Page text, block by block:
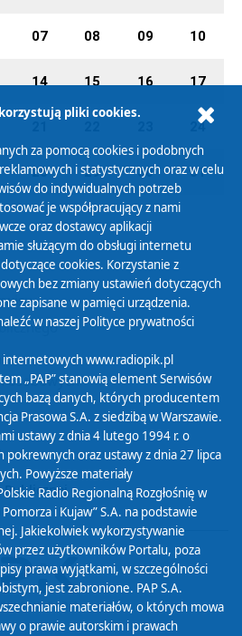
07 08 09 10
14 15 16 17
24
28 29 30 31
osobowych
pliki cookies.
za pomocą cookies i podobnych
i statystycznych oraz w celu
do indywidualnych potrzeb
je współpracujący z nami
oraz dostawcy aplikacji
służącym do obsługi internetu
cookies. Korzystanie z
bez zmiany ustawień dotyczących
zapisane w pamięci urządzenia.
w naszej Polityce prywatności
internetowych www.radiopik.pl
„PAP” stanowią element Serwisów
bazą danych, których producentem
Prasowa S.A. z siedzibą w Warszawie.
ustawy z dnia 4 lutego 1994 r. o
pokrewnych oraz ustawy z dnia 27 lipca
Powyższe materiały
Radio Regionalną Rozgłośnię w
i Kujaw” S.A. na podstawie
Jakiekolwiek wykorzystywanie
przez użytkowników Portalu, poza
prawa wyjątkami, w szczególności
jest zabronione. PAP S.A.
materiałów, o których mowa
o prawie autorskim i prawach